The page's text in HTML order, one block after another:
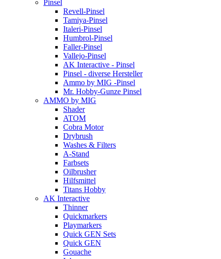
Pinsel
Revell-Pinsel
Tamiya-Pinsel
Italeri-Pinsel
Humbrol-Pinsel
Faller-Pinsel
Vallejo-Pinsel
AK Interactive - Pinsel
Pinsel - diverse Hersteller
Ammo by MIG -Pinsel
Mr. Hobby-Gunze Pinsel
AMMO by MIG
Shader
ATOM
Cobra Motor
Drybrush
Washes & Filters
A-Stand
Farbsets
Oilbrusher
Hilfsmittel
Titans Hobby
AK Interactive
Thinner
Quickmarkers
Playmarkers
Quick GEN Sets
Quick GEN
Gouache